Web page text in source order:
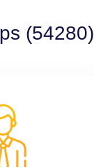
(54280)